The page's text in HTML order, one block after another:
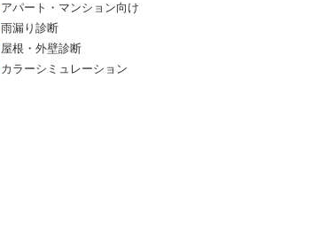
アパート・マンション向け
雨漏り診断
屋根・外壁診断
カラーシミュレーション